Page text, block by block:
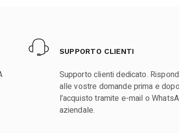
SUPPORTO CLIENTI
Supporto clienti dedicato.
alle vostre domande prima e dopo
l’acquisto tramite e-mail o
aziendale.